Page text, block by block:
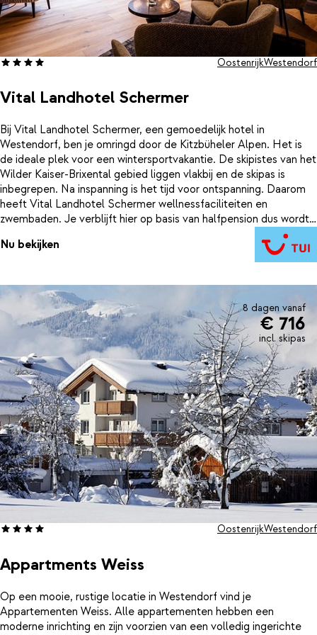
Vital Landhotel Schermer
OostenrijkWestendorf
Bij Vital Landhotel Schermer, een gemoedelijk hotel in
Westendorf, ben je omringd door de Kitzbüheler Alpen. Het is
de ideale plek voor een wintersportvakantie. De skipistes van het
Wilder Kaiser-Brixental gebied liggen vlakbij en de skipas is
inbegrepen. Na inspanning is het tijd voor ontspanning. Daarom
heeft Vital Landhotel Schermer wellnessfaciliteiten en
zwembaden. Je verblijft hier op basis van halfpension dus wordt
Nu bekijken
8 dagen vanaf
€ 716
incl. skipas
Appartments Weiss
OostenrijkWestendorf
Op een mooie, rustige locatie in Westendorf vind je
Appartementen Weiss. Alle appartementen hebben een
moderne inrichting en zijn voorzien van een volledig ingerichte